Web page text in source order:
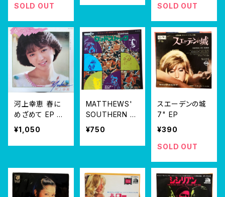
レコード
SOLD OUT
Mike Alway's
SOLD OUT
河上幸恵 春に
めざめて EP シ
ングル 1984年
¥1,050
MATTHEWS'
SOUTHERN C
OMFORT WO
EP
¥750
スエーデンの城
7" EP
¥390
SOLD OUT